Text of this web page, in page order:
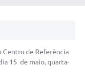
Centro de Referência
15 de maio, quarta-